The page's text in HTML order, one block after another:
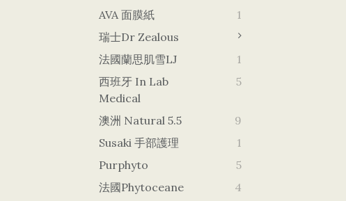
AVA 面膜紙
1
瑞士Dr Zealous
法國蘭思肌雪LJ
1
西班牙 In Lab
Medical
5
澳洲 Natural 5.5
9
Susaki 手部護理
1
Purphyto
5
法國Phytoceane
4